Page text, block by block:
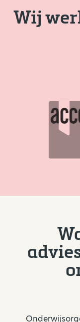
Wij